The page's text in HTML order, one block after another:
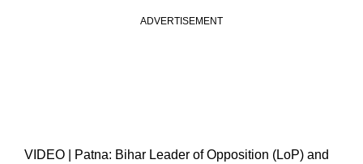
VIDEO | Patna: Bihar Leader of Opposition (LoP) and